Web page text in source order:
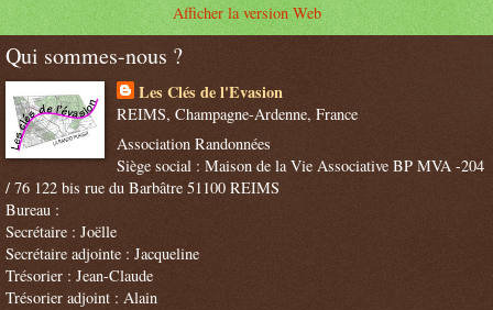
Afficher la version Web
Qui sommes-nous ?
Les Clés de l'Evasion
REIMS, Champagne-Ardenne, France
Association Randonnées
Siège social : Maison de la Vie Associative BP MVA -204
/ 76 122 bis rue du Barbâtre 51100 REIMS
Bureau :
Secrétaire : Joëlle
Secrétaire adjointe : Jacqueline
Trésorier : Jean-Claude
Trésorier adjoint : Alain